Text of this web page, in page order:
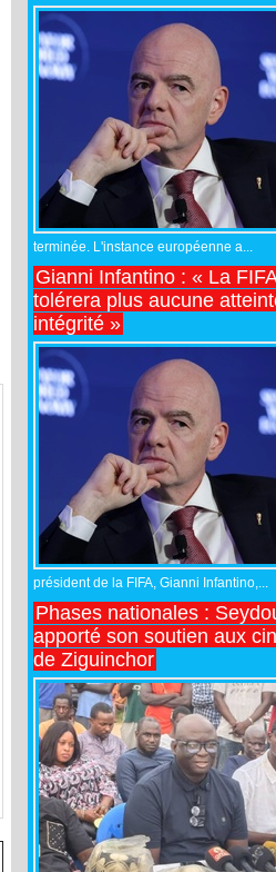
terminée. L'instance européenne a...
Gianni Infantino : « La
tolérera plus aucune
intégrité »
président de la FIFA, Gianni Infantino,...
Phases nationales :
apporté son soutien aux
de Ziguinchor